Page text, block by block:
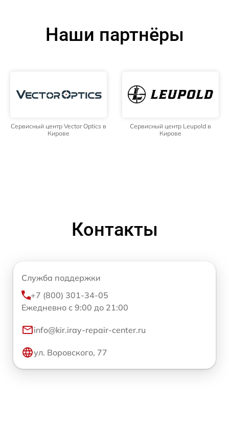
Наши партнёры
Сервисный центр Vector Optics в
Кирове
Сервисный центр Leupold в
Кирове
Контакты
Служба поддержки
+7 (800) 301-34-05
Ежедневно с 9:00 до 21:00
info@kir.iray-repair-center.ru
ул. Воровского, 77